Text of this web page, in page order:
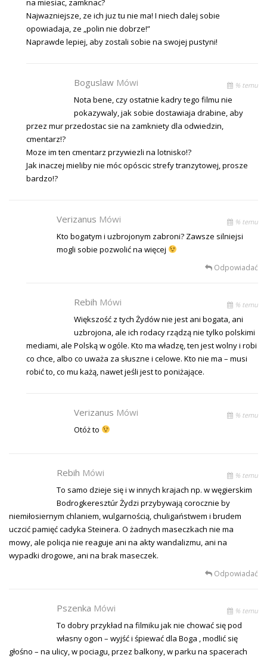
na miesiac, zamknac?
Najwazniejsze, ze ich juz tu nie ma! I niech dalej sobie
opowiadaja, ze „polin nie dobrze!”
Naprawde lepiej, aby zostali sobie na swojej pustyni!
Boguslaw Mówi % temu
Nota bene, czy ostatnie kadry tego filmu nie
pokazywaly, jak sobie dostawiaja drabine, aby
przez mur przedostac sie na zamkniety dla odwiedzin,
cmentarz!?
Moze im ten cmentarz przywiezli na lotnisko!?
Jak inaczej mieliby nie móc opóscic strefy tranzytowej, prosze
bardzo!?
Verizanus Mówi % temu
Kto bogatym i uzbrojonym zabroni? Zawsze silniejsi
mogli sobie pozwolić na więcej
Odpowiadać
Rebih Mówi % temu
Większość z tych Żydów nie jest ani bogata, ani
uzbrojona, ale ich rodacy rządzą nie tylko polskimi
mediami, ale Polską w ogóle. Kto ma władzę, ten jest wolny i robi
co chce, albo co uważa za słuszne i celowe. Kto nie ma – musi
robić to, co mu każą, nawet jeśli jest to poniżające.
Verizanus Mówi % temu
Otóż to
Rebih Mówi % temu
To samo dzieje się i w innych krajach np. w węgierskim
Bodrogkeresztúr Żydzi przybywają corocznie by
niemiłosiernym chlaniem, wulgarnością, chuligaństwem i brudem
uczcić pamięć cadyka Steinera. O żadnych maseczkach nie ma
mowy, ale policja nie reaguje ani na akty wandalizmu, ani na
wypadki drogowe, ani na brak maseczek.
Odpowiadać
Pszenka Mówi % temu
To dobry przykład na filmiku jak nie chować się pod
własny ogon – wyjść i śpiewać dla Boga , modlić się
głośno – na ulicy, w pociagu, przez balkony, w parku na spacerach